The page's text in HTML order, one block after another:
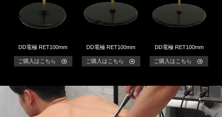
DD電極 RET100mm
ご購入はこちら
DD電極 RET100mm
ご購入はこちら
DD電極 RET100mm
ご購入はこちら